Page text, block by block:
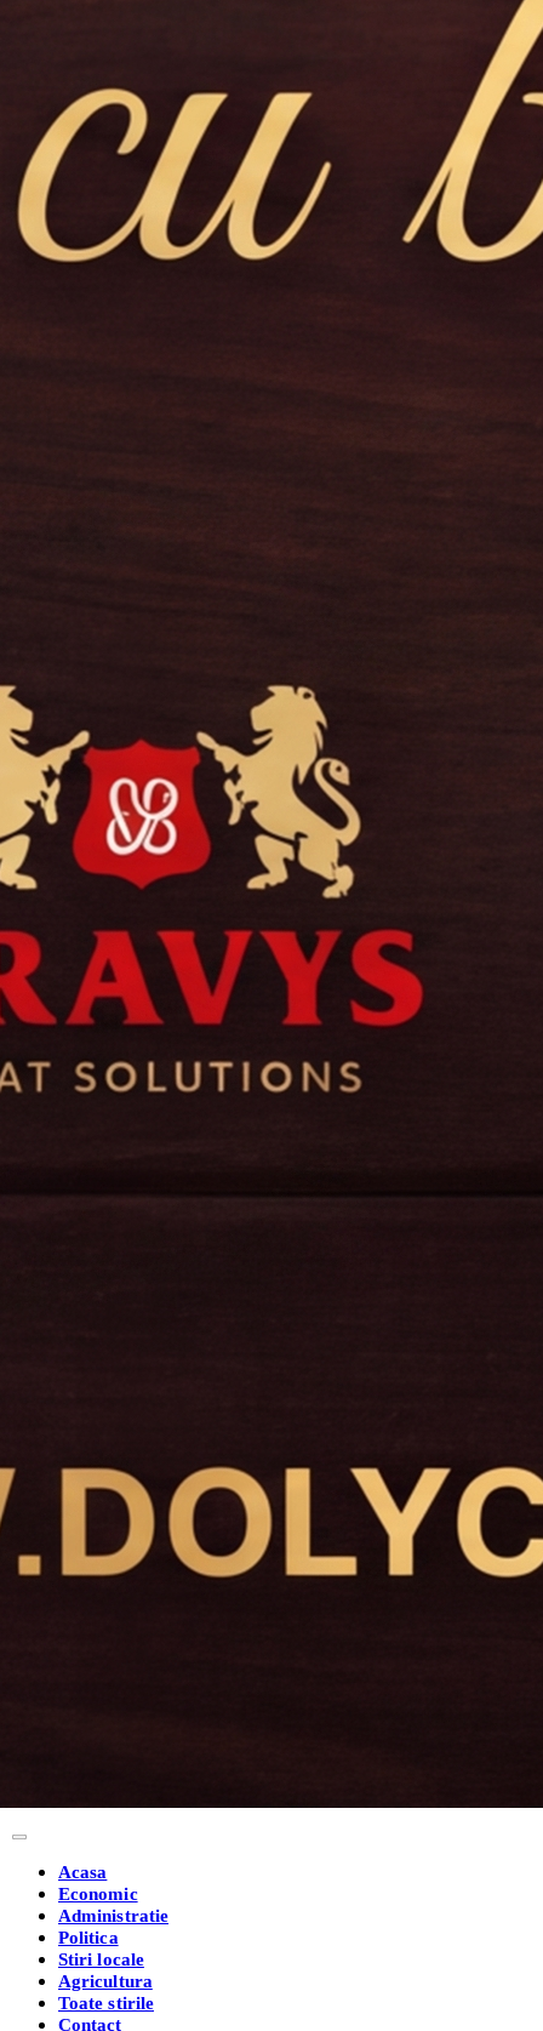
Acasa
Economic
Administratie
Politica
Stiri locale
Agricultura
Toate stirile
Contact